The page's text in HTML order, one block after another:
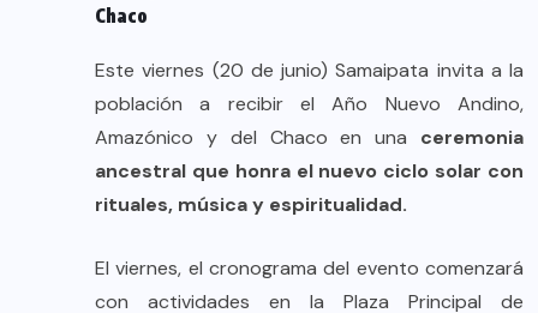
Chaco
Este viernes (20 de junio) Samaipata invita a la
población a recibir el Año Nuevo Andino,
Amazónico y del Chaco en una ceremonia
ancestral que honra el nuevo ciclo solar con
rituales, música y espiritualidad.
El viernes, el cronograma del evento comenzará
con actividades en la Plaza Principal de